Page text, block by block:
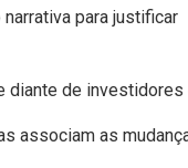
para justificar
diante de investidores
associam as